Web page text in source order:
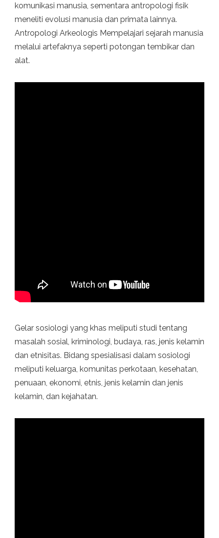
komunikasi manusia, sementara antropologi fisik
meneliti evolusi manusia dan primata lainnya.
Antropologi Arkeologis Mempelajari sejarah manusia
melalui artefaknya seperti potongan tembikar dan
alat.
Gelar sosiologi yang khas meliputi studi tentang
masalah sosial, kriminologi, budaya, ras, jenis kelamin
dan etnisitas. Bidang spesialisasi dalam sosiologi
meliputi keluarga, komunitas perkotaan, kesehatan,
penuaan, ekonomi, etnis, jenis kelamin dan jenis
kelamin, dan kejahatan.